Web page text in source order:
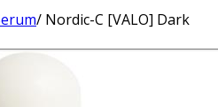
/ Nordic-C [VALO] Dark